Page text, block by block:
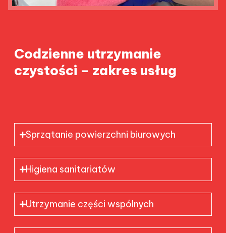
Codzienne utrzymanie
czystości – zakres usług
Sprzątanie powierzchni biurowych
Higiena sanitariatów
Utrzymanie części wspólnych